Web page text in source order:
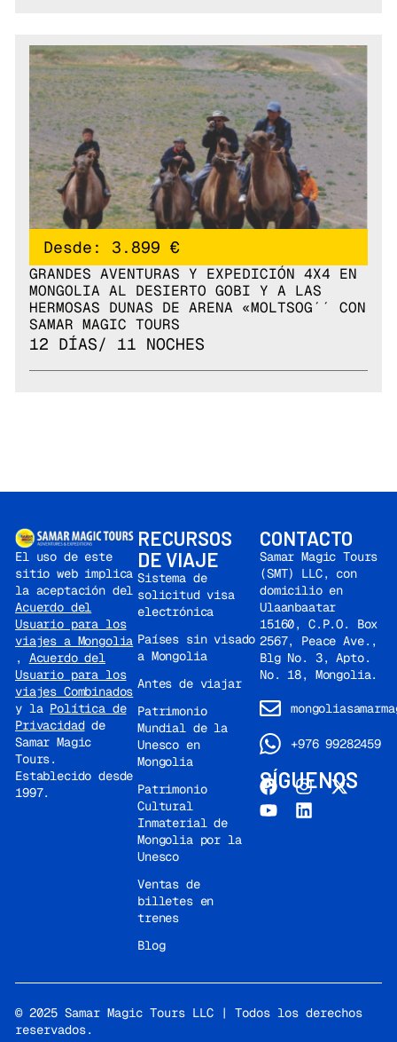
Desde: 3.899 €
GRANDES AVENTURAS Y EXPEDICIÓN 4X4 EN
MONGOLIA AL DESIERTO GOBI Y A LAS
HERMOSAS DUNAS DE ARENA «MOLTSOG´´ CON
SAMAR MAGIC TOURS
12 DÍAS/ 11 NOCHES
El uso de este
sitio web implica
la aceptación del
Acuerdo del
Usuario para los
viajes a Mongolia
, Acuerdo del
Usuario para los
viajes Combinados
y la Política de
Privacidadde
Samar Magic
Tours.
Establecido desde
1997.
RECURSOS
DE VIAJE
Sistema de
solicitud visa
electrónica
Países sin visado
a Mongolia
Antes de viajar
Patrimonio
Mundial de la
Unesco en
Mongolia
Patrimonio
Cultural
Inmaterial de
Mongolia por la
Unesco
Ventas de
billetes en
trenes
Blog
CONTACTO
Samar Magic Tours
(SMT) LLC, con
domicilio en
Ulaanbaatar
15160, C.P.O. Box
2567, Peace Ave.,
Blg No. 3, Apto.
No. 18, Mongolia.
+976 99282459
SÍGUENOS
© 2025 Samar Magic Tours LLC | Todos los derechos
reservados.